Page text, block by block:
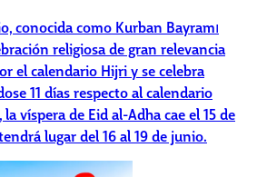
conocida como Kurban Bayramı
religiosa de gran relevancia
el calendario Hijri y se celebra
11 días respecto al calendario
víspera de Eid al-Adha cae el 15 de
lugar del 16 al 19 de junio.